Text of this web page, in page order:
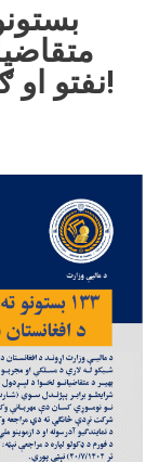
نفتو او ګازو دولتي شرکت خبرتیا!